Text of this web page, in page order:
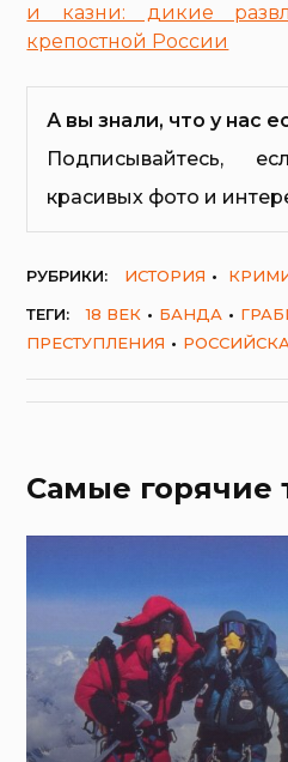
и казни: дикие
крепостной России
А вы знали, что у нас
Подписывайтесь,
красивых фото и
РУБРИКИ: ИСТОРИЯ
ТЕГИ:
18 ВЕК БАНДА
ПРЕСТУПЛЕНИЯ
Самые горячие